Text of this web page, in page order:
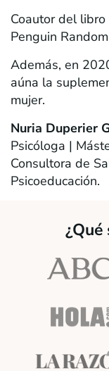
Coautor del libro
Penguin
Además, en
aúna la
mujer.
Nuria Duperier
Psicóloga |
Consultora de
Psicoeducación.